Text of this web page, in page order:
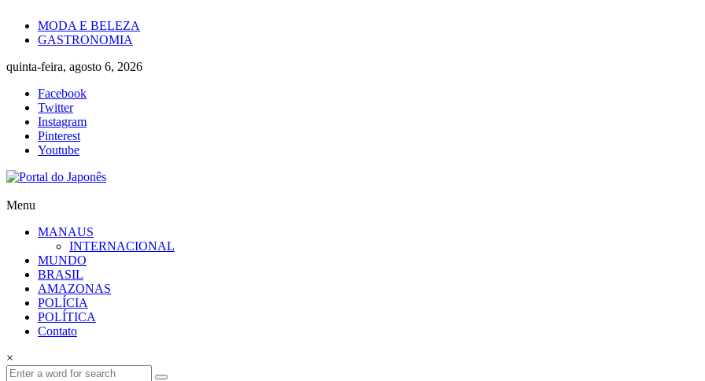
content
MODA E BELEZA
GASTRONOMIA
quinta-feira, agosto 6, 2026
Facebook
Twitter
Instagram
Pinterest
Youtube
Portal
Japonês
Japão
mais
perto
Menu
MANAUS
INTERNACIONAL
MUNDO
BRASIL
AMAZONAS
POLÍCIA
POLÍTICA
Contato
×